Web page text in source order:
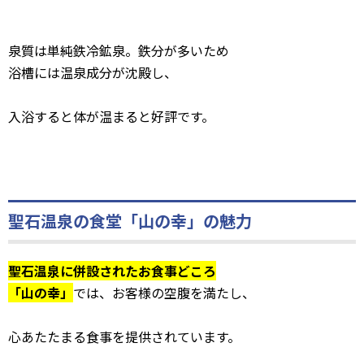
泉質は単純鉄冷鉱泉。鉄分が多いため
浴槽には温泉成分が沈殿し、
入浴すると体が温まると好評です。
聖石温泉の食堂「山の幸」の魅力
聖石温泉に併設されたお食事どころ
「山の幸」 では、お客様の空腹を満たし、
心あたたまる食事を提供されています。